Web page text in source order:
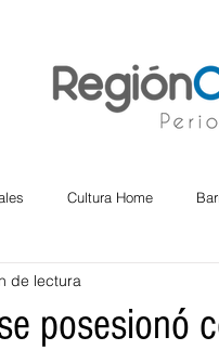
Cultura Home
Cesar
posesionó
de lectura